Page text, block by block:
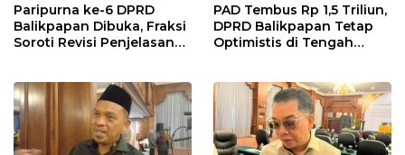
Paripurna ke-6 DPRD
Balikpapan Dibuka, Fraksi
Soroti Revisi Penjelasan
PAD Tembus Rp 1,5 Triliun,
DPRD Balikpapan Tetap
Optimistis di Tengah